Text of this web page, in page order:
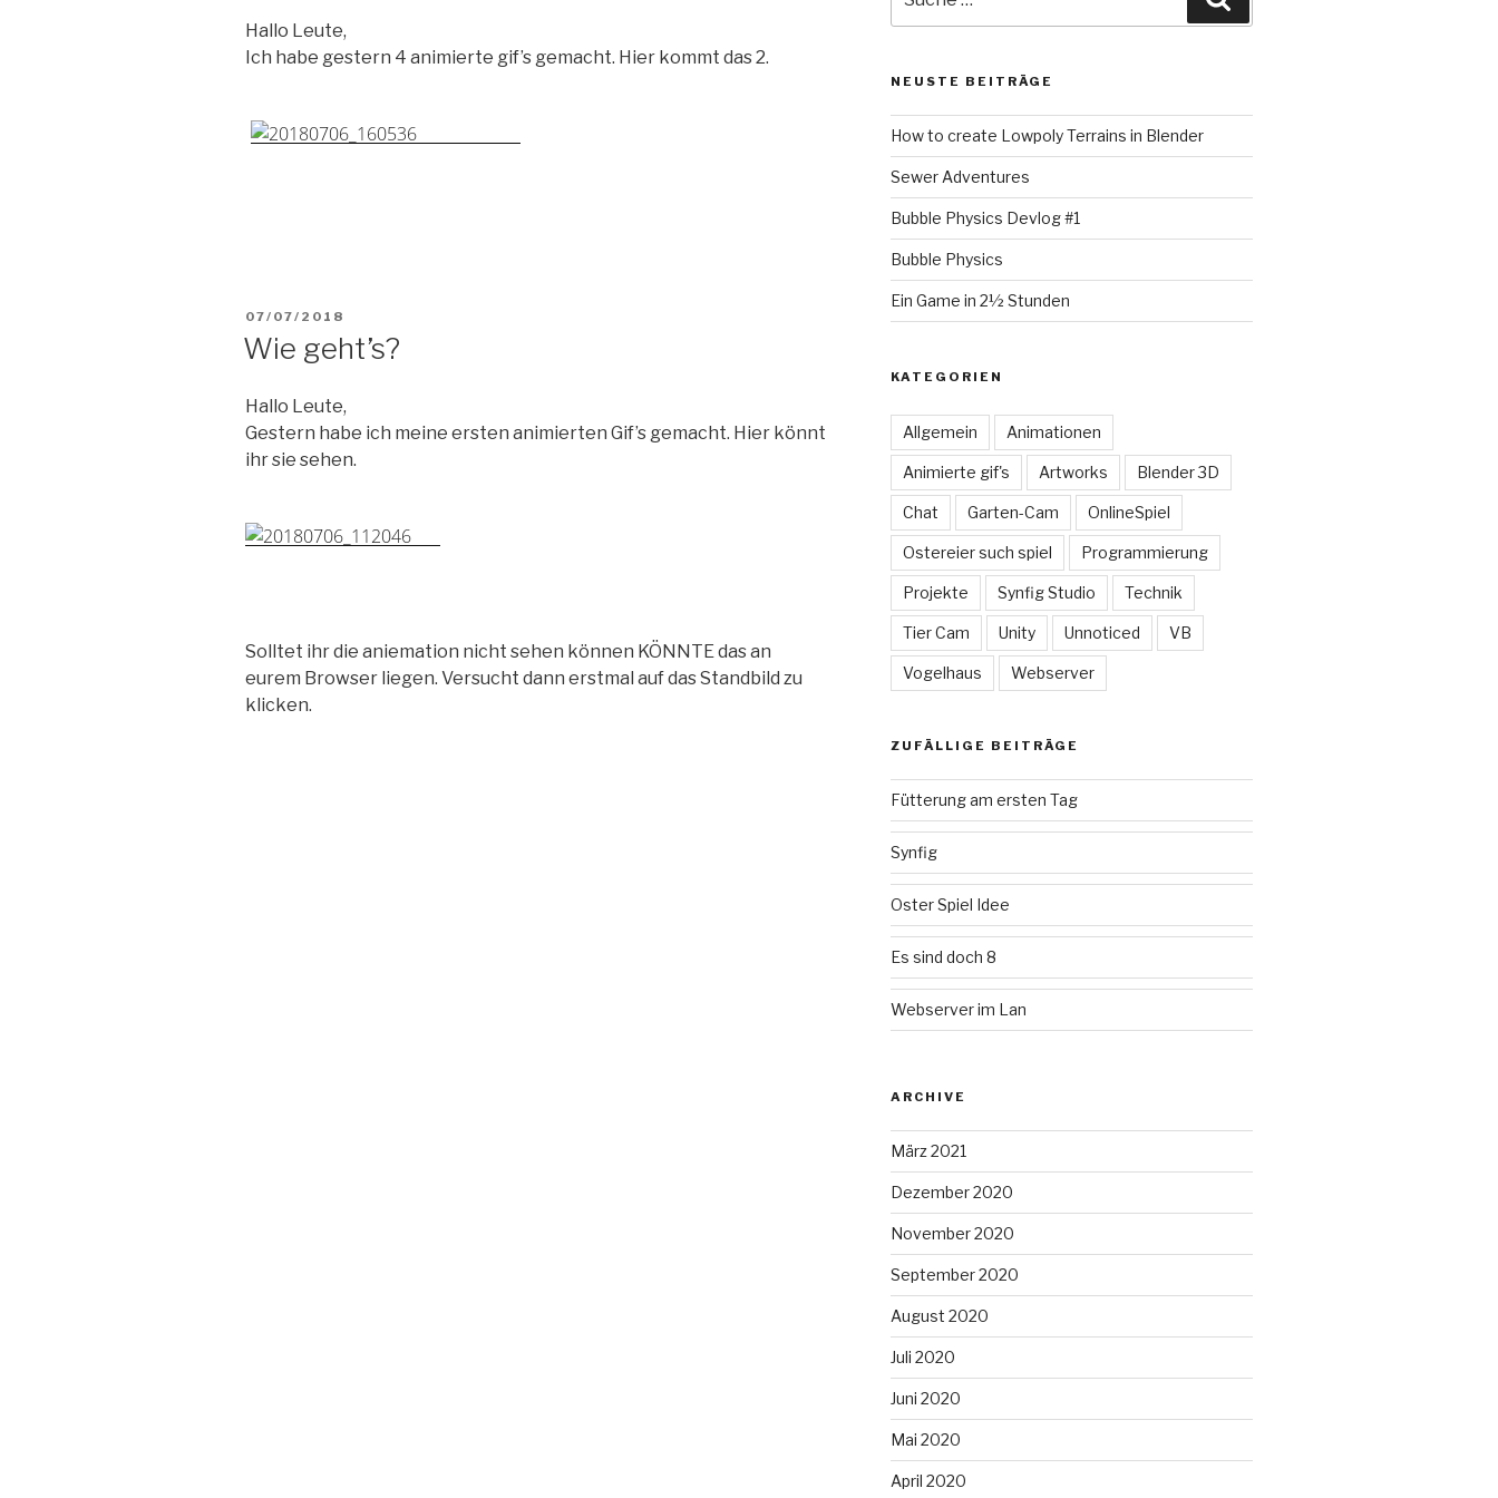
Hallo Leute,
Ich habe gestern 4 animierte gif’s gemacht. Hier kommt das 2.
VERÖFFENTLICHT
07/07/2018
Wie geht’s?
Hallo Leute,
Gestern habe ich meine ersten animierten Gif’s gemacht. Hier könnt
ihr sie sehen.
Solltet ihr die aniemation nicht sehen können KÖNNTE das an
eurem Browser liegen. Versucht dann erstmal auf das Standbild zu
klicken.
nach:
NEUSTE BEITRÄGE
How to create Lowpoly Terrains in Blender
Sewer Adventures
Bubble Physics Devlog #1
Bubble Physics
Ein Game in 2½ Stunden
KATEGORIEN
Allgemein Animationen
Animierte gif's Artworks Blender 3D
Chat Garten-Cam OnlineSpiel
Ostereier such spiel Programmierung
Projekte Synfig Studio Technik
Tier Cam Unity Unnoticed VB
Vogelhaus Webserver
ZUFÄLLIGE BEITRÄGE
Fütterung am ersten Tag
Synfig
Oster Spiel Idee
Es sind doch 8
Webserver im Lan
ARCHIVE
März 2021
Dezember 2020
November 2020
September 2020
August 2020
Juli 2020
Juni 2020
Mai 2020
April 2020